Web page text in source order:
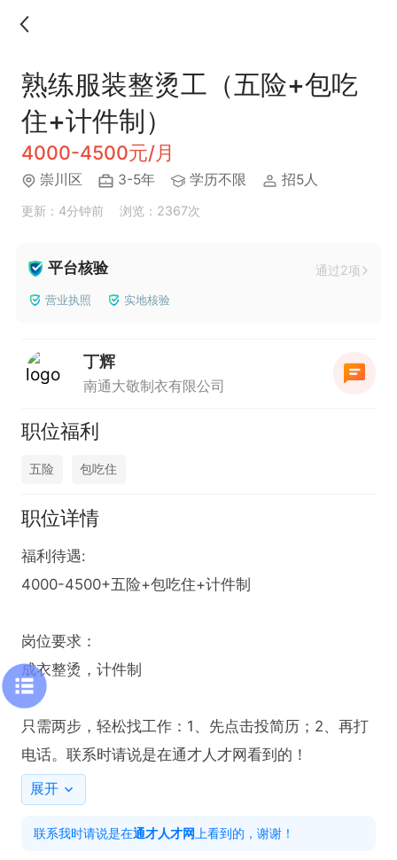
熟练服装整烫工（五险+包吃
住+计件制）
4000-4500元/月
崇川区 3-5年 学历不限 招5人
更新：4分钟前 浏览：2367次
平台核验 通过2项
营业执照 实地核验
丁辉
南通大敬制衣有限公司
职位福利
五险 包吃住
职位详情
福利待遇:
4000-4500+五险+包吃住+计件制
岗位要求：
成衣整烫，计件制
只需两步，轻松找工作：1、先点击投简历；2、再打
电话。联系时请说是在通才人才网看到的！
展开
联系我时请说是在通才人才网 上看到的，谢谢！